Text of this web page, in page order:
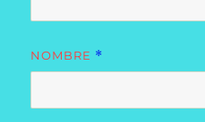
NOMBRE *